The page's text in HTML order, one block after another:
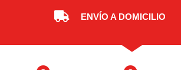
ENVÍO A DOMICILIO